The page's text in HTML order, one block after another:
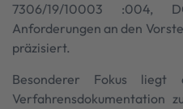
7306/19/10003 :004,
Anforderungen an den
präzisiert.
Besonderer Fokus
Verfahrensdokumentation